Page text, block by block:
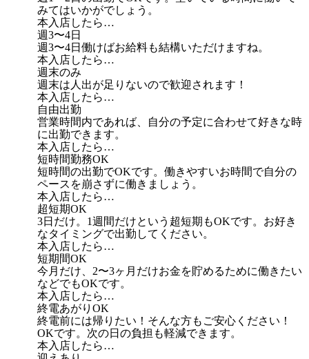
みてはいかがでしょう。
本入店したら…
週3〜4日
週3〜4日働けばお給料も結構いただけますね。
本入店したら…
週末のみ
週末は人出が足りないので歓迎されます！
本入店したら…
自由出勤
営業時間内であれば、自分の予定に合わせて好きな時
に出勤できます。
本入店したら…
短時間勤務OK
短時間の出勤でOKです。働きやすいお時間で自分の
ペースを崩さずに働きましょう。
本入店したら…
超短期OK
3日だけ。1週間だけという超短期もOKです。お好き
なタイミングで出勤してください。
本入店したら…
短期間OK
今月だけ、2〜3ヶ月だけお金を貯めるために働きたい
などでもOKです。
本入店したら…
終電あがりOK
終電前には帰りたい！そんな方もご安心ください！
OKです。次の日の負担も軽減できます。
本入店したら…